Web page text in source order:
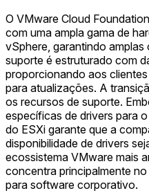
O VMware Cloud
com uma ampla gama de
vSphere, garantindo
suporte é estruturado com
proporcionando aos
para atualizações. A
os recursos de suporte.
específicas de drivers para
do ESXi garante que a
disponibilidade de drivers
ecossistema VMware mais
concentra principalmente
para software corporativo.